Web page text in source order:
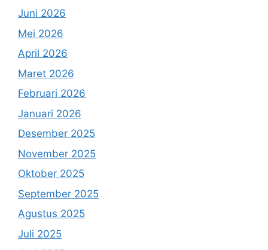
Juni 2026
Mei 2026
April 2026
Maret 2026
Februari 2026
Januari 2026
Desember 2025
November 2025
Oktober 2025
September 2025
Agustus 2025
Juli 2025